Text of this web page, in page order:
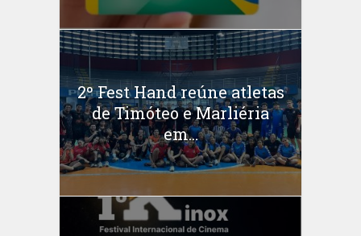
2º Fest Hand reúne atletas
de Timóteo e Marliéria
em...